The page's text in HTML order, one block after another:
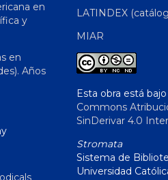
en
y
en
Años
LATINDEX
MIAR
Esta obra está
Commons
SinDerivar 4.0
Stromata
Sistema de
Universidad